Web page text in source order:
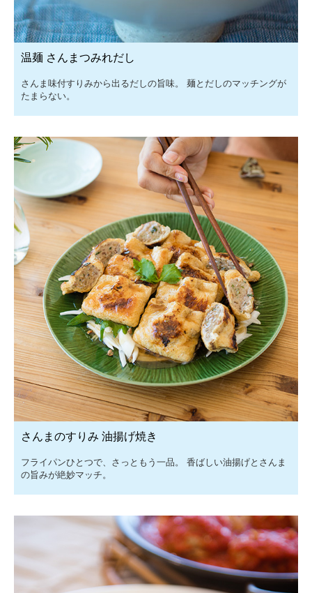
温麺 さんまつみれだし
さんま味付すりみから出るだしの旨味。 麺とだしのマッチングが
たまらない。
さんまのすりみ 油揚げ焼き
フライパンひとつで、さっともう一品。 香ばしい油揚げとさんま
の旨みが絶妙マッチ。